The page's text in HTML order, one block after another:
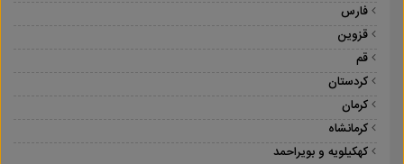
فارس
قزوین
قم
کردستان
کرمان
کرمانشاه
کهکیلویه و بویراحمد